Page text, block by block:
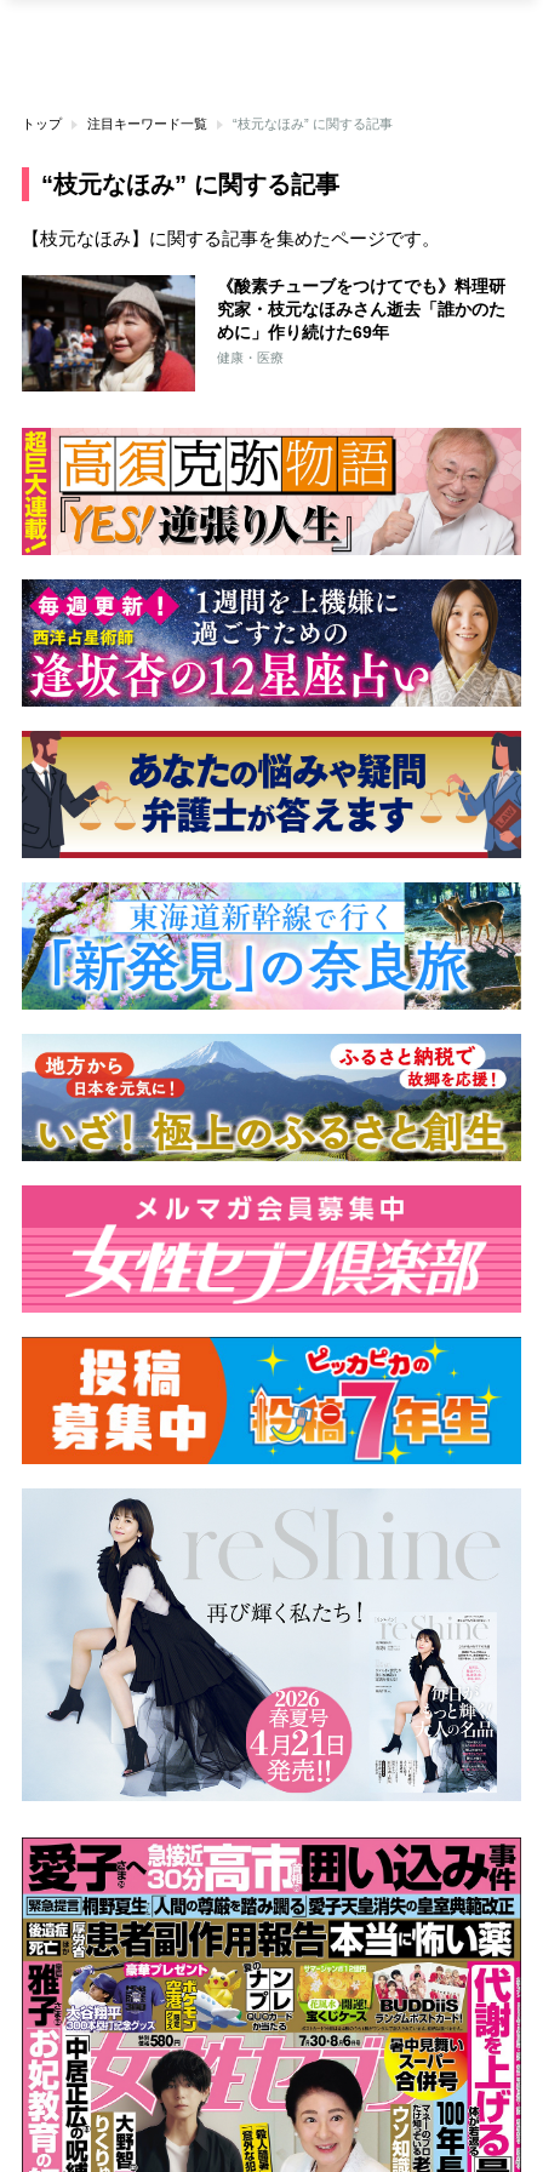
トップ 注目キーワード一覧 “枝元なほみ” に関する記事
“枝元なほみ” に関する記事
【枝元なほみ】に関する記事を集めたページです。
《酸素チューブをつけてでも》料理研
究家・枝元なほみさん逝去「誰かのた
めに」作り続けた69年
健康・医療